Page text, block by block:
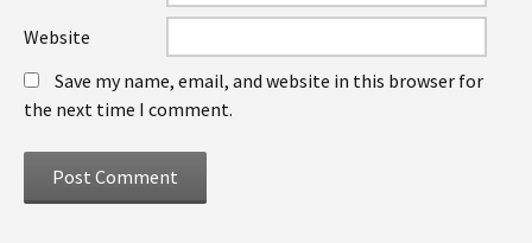
Website
Save my name, email, and website in this browser for
the next time I comment.